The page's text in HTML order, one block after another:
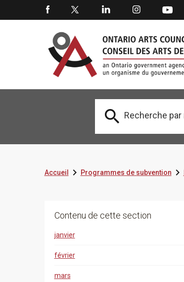

Accueil Programmes de subvention
Contenu de cette section
janvier
février
mars